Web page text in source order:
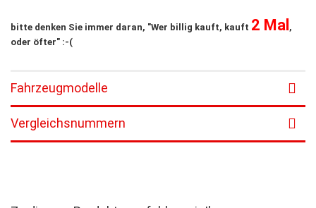
bitte denken Sie immer daran, "Wer billig kauft, kauft 2 Mal ,
oder öfter" :-(
Fahrzeugmodelle
Vergleichsnummern